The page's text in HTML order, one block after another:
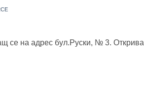
се на адрес бул.Руски, № 3.